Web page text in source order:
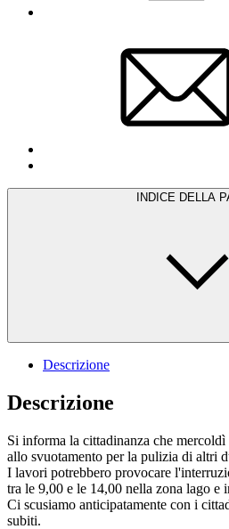
INDICE DELLA
Descrizione
Descrizione
Si informa la cittadinanza che mercoldì
allo svuotamento per la pulizia di altri
I lavori potrebbero provocare
tra le 9,00 e le 14,00 nella zona lago e
Ci scusiamo anticipatamente con i
subiti.